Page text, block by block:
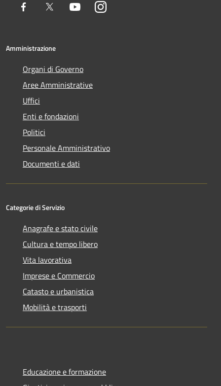
Facebook Twitter YoutubeInstagram
Amministrazione
Organi di Governo
Aree Amministrative
Uffici
Enti e fondazioni
Politici
Personale Amministrativo
Documenti e dati
Categorie di Servizio
Anagrafe e stato civile
Cultura e tempo libero
Vita lavorativa
Imprese e Commercio
Catasto e urbanistica
Mobilità e trasporti
Educazione e formazione